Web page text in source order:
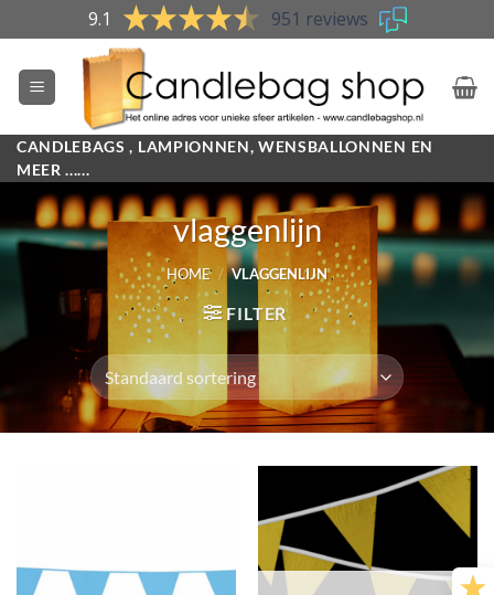
to
content
9.1 951 reviews
CANDLEBAGS , LAMPIONNEN, WENSBALLONNEN EN
MEER ......
vlaggenlijn
HOME / VLAGGENLIJN
FILTER